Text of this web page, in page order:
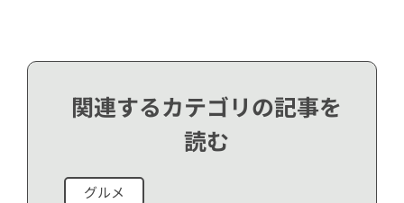
関連するカテゴリの記事を
読む
グルメ